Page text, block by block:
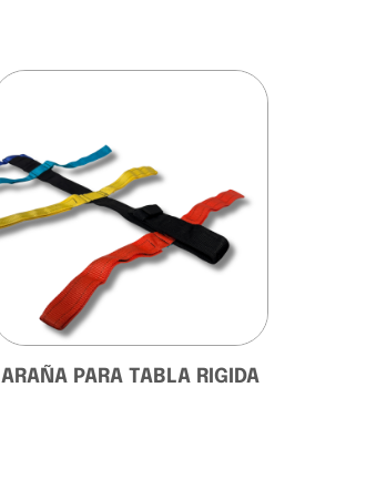
ARAÑA PARA TABLA RIGIDA